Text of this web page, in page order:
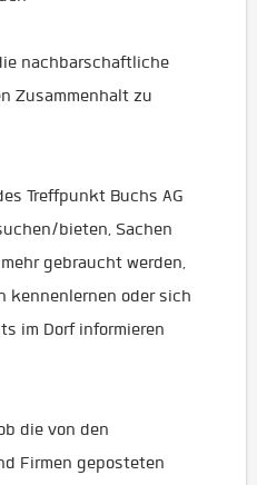
nachbarschaftliche
Zusammenhalt zu
Treffpunkt Buchs AG
bieten, Sachen
gebraucht werden,
kennenlernen oder sich
im Dorf informieren
die von den
Firmen geposteten